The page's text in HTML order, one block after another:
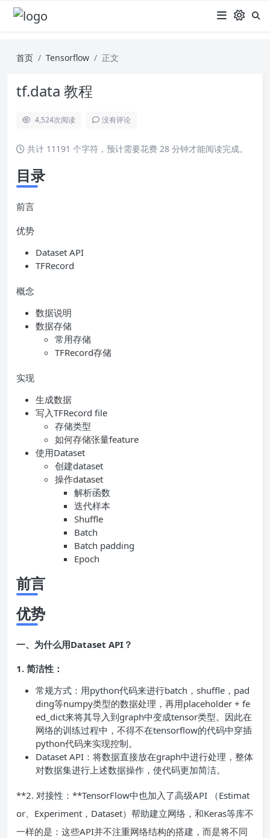
首页 Tensorflow 正文
tf.data 教程
4,524次阅读 没有评论
共计 11191 个字符，预计需要花费 28 分钟才能阅读完成。
目录
前言
优势
Dataset API
TFRecord
概念
数据说明
数据存储
常用存储
TFRecord存储
实现
生成数据
写入TFRecord file
存储类型
如何存储张量feature
使用Dataset
创建dataset
操作dataset
解析函数
迭代样本
Shuffle
Batch
Batch padding
Epoch
前言
优势
一、为什么用Dataset API？
1. 简洁性：
常规方式：用python代码来进行batch，shuffle，pad
ding等numpy类型的数据处理，再用placeholder + fe
ed_dict来将其导入到graph中变成tensor类型。因此在
网络的训练过程中，不得不在tensorflow的代码中穿插
python代码来实现控制。
Dataset API：将数据直接放在graph中进行处理，整体
对数据集进行上述数据操作，使代码更加简洁。
**2. 对接性：**TensorFlow中也加入了高级API （Estimat
or、Experiment，Dataset）帮助建立网络，和Keras等库不
一样的是：这些API并不注重网络结构的搭建，而是将不同